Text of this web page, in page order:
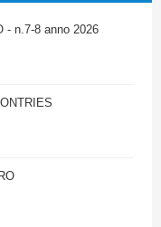
- n.7-8 anno 2026